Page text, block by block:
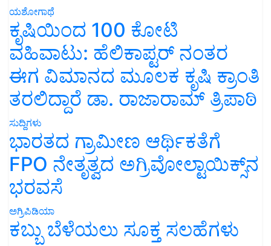
ಯಶೋಗಾಥೆ
ಕೃಷಿಯಿಂದ 100 ಕೋಟಿ
ವಹಿವಾಟು: ಹೆಲಿಕಾಪ್ಟರ್ ನಂತರ
ಈಗ ವಿಮಾನದ ಮೂಲಕ ಕೃಷಿ ಕ್ರಾಂತಿ
ತರಲಿದ್ದಾರೆ ಡಾ. ರಾಜಾರಾಮ್ ತ್ರಿಪಾಠಿ
ಸುದ್ದಿಗಳು
ಭಾರತದ ಗ್ರಾಮೀಣ ಆರ್ಥಿಕತೆಗೆ
FPO ನೇತೃತ್ವದ ಅಗ್ರಿವೋಲ್ಟಾಯಿಕ್ಸ್‌ನ
ಭರವಸೆ
ಅಗ್ರಿಪಿಡಿಯಾ
ಕಬ್ಬು ಬೆಳೆಯಲು ಸೂಕ್ತ ಸಲಹೆಗಳು